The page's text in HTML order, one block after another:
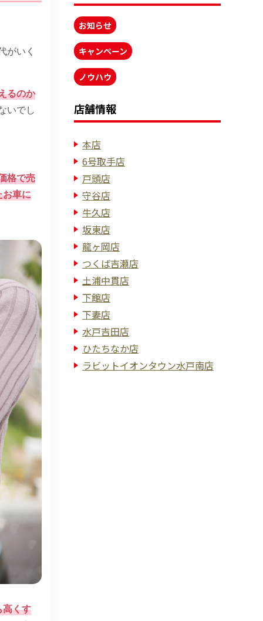
がいく
るのか
いでし
格で売
お車に
高くす
お知らせ
キャンペーン
ノウハウ
店舗情報
本店
6号取手店
戸頭店
守谷店
牛久店
坂東店
龍ヶ岡店
つくば吉瀬店
土浦中貫店
下館店
下妻店
水戸吉田店
ひたちなか店
ラビットイオンタウン水戸南店